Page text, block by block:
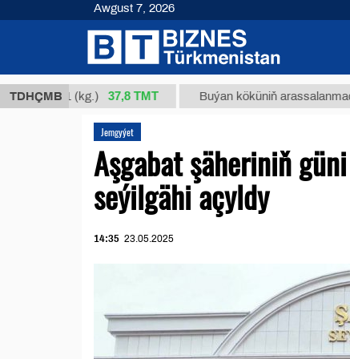
TDHÇMB
34/1 (kg.) 37,8 ТМТ Buýan köküniň arassalanmadyk
Jemgyýet
Aşgabat şäheriniň
seýilgähi açyldy
14:35 23.05.2025
Awgust 7, 2026